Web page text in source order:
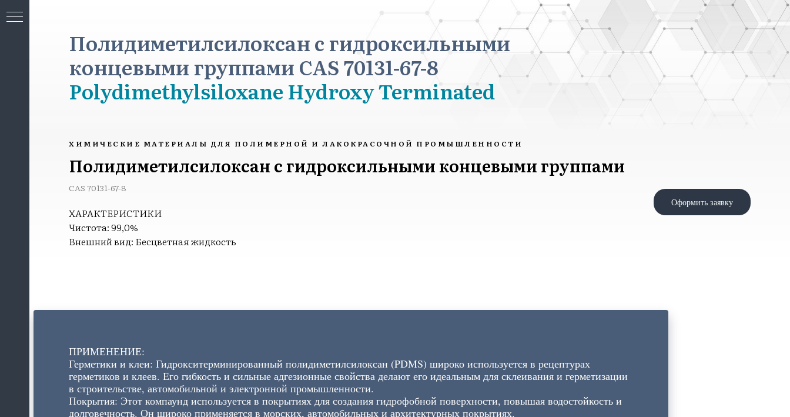
Полидиметилсилоксан с гидроксильными
концевыми группами CAS 70131-67-8
Polydimethylsiloxane Hydroxy Terminated
ХИМИЧЕСКИЕ МАТЕРИАЛЫ ДЛЯ ПОЛИМЕРНОЙ И ЛАКОКРАСОЧНОЙ ПРОМЫШЛЕННОСТИ
Полидиметилсилоксан с гидроксильными концевыми группами
CAS 70131-67-8
ХАРАКТЕРИСТИКИ
Чистота: 99,0%
Внешний вид: Бесцветная жидкость
Оформить заявку
ПРИМЕНЕНИЕ:
Герметики и клеи: Гидрокситерминированный полидиметилсилоксан (PDMS) широко используется в рецептурах
герметиков и клеев. Его гибкость и сильные адгезионные свойства делают его идеальным для склеивания и герметизации
в строительстве, автомобильной и электронной промышленности.
Покрытия: Этот компаунд используется в покрытиях для создания гидрофобной поверхности, повышая водостойкость и
долговечность. Он широко применяется в морских, автомобильных и архитектурных покрытиях.